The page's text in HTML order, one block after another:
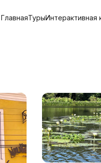
ГлавнаяТурыИнтерактивная